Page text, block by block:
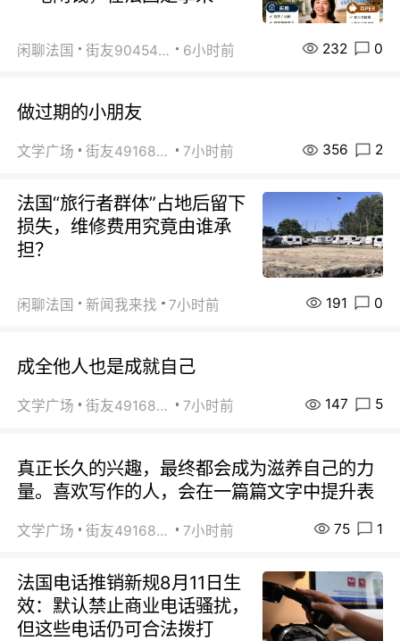
闲聊法国 街友90454511 6小时前 232 0
做过期的小朋友
文学广场 街友49168527 7小时前 356 2
法国“旅行者群体”占地后留下
损失，维修费用究竟由谁承
担？
闲聊法国 新闻我来找 7小时前 191 0
成全他人也是成就自己
文学广场 街友49168527 7小时前 147 5
真正长久的兴趣，最终都会成为滋养自己的力
量。喜欢写作的人，会在一篇篇文字中提升表
文学广场 街友49168527 7小时前 75 1
法国电话推销新规8月11日生
效：默认禁止商业电话骚扰，
但这些电话仍可合法拨打